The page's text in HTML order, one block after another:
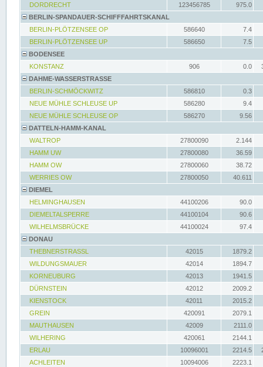
DORDRECHT
123456785
975.0
BERLIN-SPANDAUER-SCHIFFFAHRTSKANAL
BERLIN-PLÖTZENSEE OP
586640
7.4
BERLIN-PLÖTZENSEE UP
586650
7.5
BODENSEE
KONSTANZ
906 0.0
DAHME-WASSERSTRASSE
BERLIN-SCHMÖCKWITZ
586810
0.3
NEUE MÜHLE SCHLEUSE UP
586280
9.4
NEUE MÜHLE SCHLEUSE OP
586270
9.56
DATTELN-HAMM-KANAL
WALTROP
27800090
2.144
HAMM UW
27800080
36.59
HAMM OW
27800060
38.72
WERRIES OW
27800050
40.611
DIEMEL
HELMINGHAUSEN
44100206
90.0
DIEMELTALSPERRE
44100104
90.6
WILHELMSBRÜCKE
44100024
97.4
DONAU
THEBNERSTRASSL
42015
1879.2
WILDUNGSMAUER
42014
1894.7
KORNEUBURG
42013
1941.5
DÜRNSTEIN
42012
2009.2
KIENSTOCK
42011
2015.2
GREIN
420091
2079.1
MAUTHAUSEN
42009
2111.0
WILHERING
420061
2144.1
ERLAU
10096001 2214.5
ACHLEITEN
10094006
2223.1